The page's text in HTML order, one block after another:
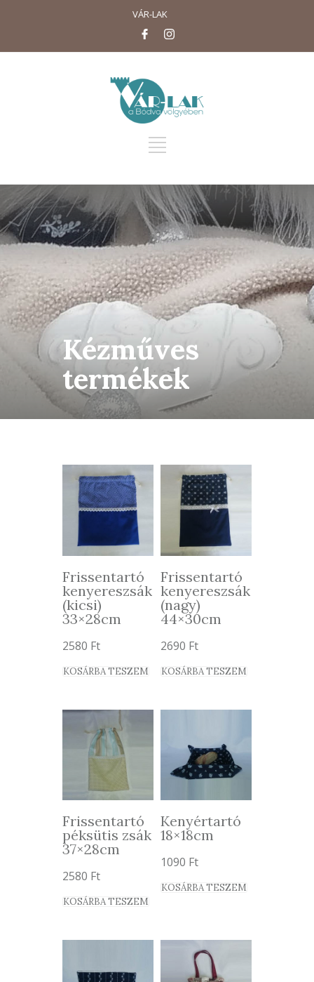
VÁR-LAK
Kézműves
termékek
Frissentartó
kenyereszsák
(kicsi)
33×28cm
2580 Ft
KOSÁRBA TESZEM
Frissentartó
kenyereszsák
(nagy)
44×30cm
2690 Ft
KOSÁRBA TESZEM
Frissentartó
péksütis zsák
37×28cm
2580 Ft
KOSÁRBA TESZEM
Kenyértartó
18×18cm
1090 Ft
KOSÁRBA TESZEM